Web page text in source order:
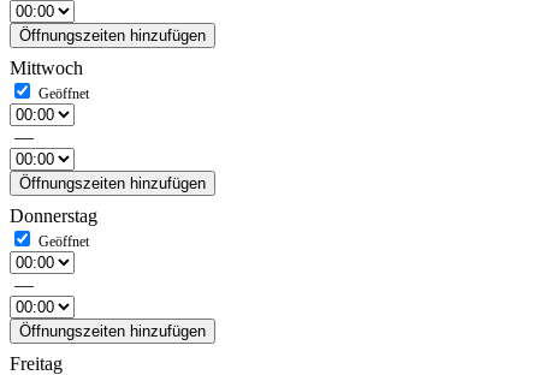
Öffnungszeiten hinzufügen
Mittwoch
—
Öffnungszeiten hinzufügen
Donnerstag
—
Öffnungszeiten hinzufügen
Freitag